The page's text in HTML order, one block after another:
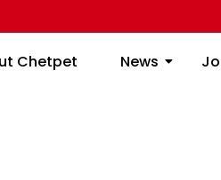
Chetpet News